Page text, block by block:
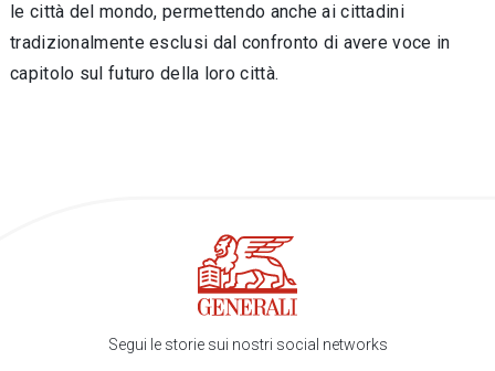
le città del mondo, permettendo anche ai cittadini
tradizionalmente esclusi dal confronto di avere voce in
capitolo sul futuro della loro città.
Segui le storie sui nostri social networks